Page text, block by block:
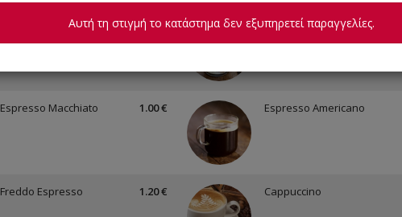
0.70 € Espresso Lungo
Espresso Macchiato 1.00 € Espresso Americano
Freddo Espresso 1.20 € Cappuccino
Αυτή τη στιγμή το κατάστημα δεν εξυπηρετεί παραγγελίες.